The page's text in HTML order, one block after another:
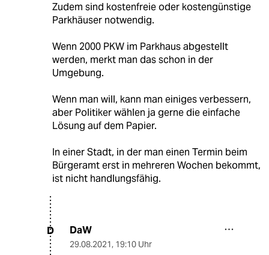
Zudem sind kostenfreie oder kostengünstige
Parkhäuser notwendig.
Wenn 2000 PKW im Parkhaus abgestellt
werden, merkt man das schon in der
Umgebung.
Wenn man will, kann man einiges verbessern,
aber Politiker wählen ja gerne die einfache
Lösung auf dem Papier.
In einer Stadt, in der man einen Termin beim
Bürgeramt erst in mehreren Wochen bekommt,
ist nicht handlungsfähig.
D DaW
29.08.2021, 19:10 Uhr